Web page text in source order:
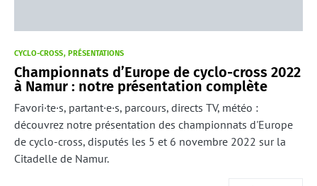
CYCLO-CROSS PRÉSENTATIONS
Championnats d’Europe de cyclo-cross 2022
à Namur : notre présentation complète
Favori·te·s, partant·e·s, parcours, directs TV, météo :
découvrez notre présentation des championnats d'Europe
de cyclo-cross, disputés les 5 et 6 novembre 2022 sur la
Citadelle de Namur.